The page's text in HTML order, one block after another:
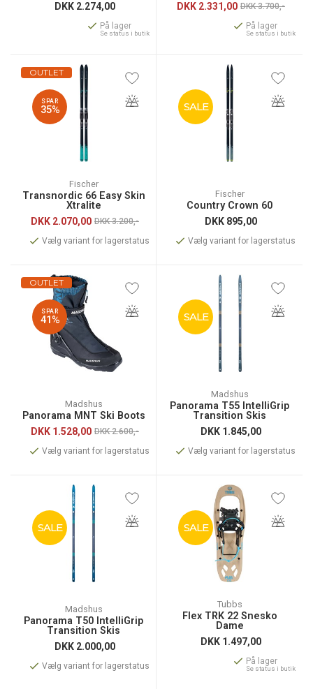
DKK 2.274,00
På lager
Se status i butik
DKK 2.331,00 DKK 3.700,-
På lager
Se status i butik
OUTLET
SPAR
35%
Fischer
Transnordic 66 Easy Skin
Xtralite
DKK 2.070,00 DKK 3.200,-
Vælg variant for lagerstatus
SALE
Fischer
Country Crown 60
DKK 895,00
Vælg variant for lagerstatus
OUTLET
SPAR
41%
Madshus
Panorama MNT Ski Boots
DKK 1.528,00 DKK 2.600,-
Vælg variant for lagerstatus
SALE
Madshus
Panorama T55 IntelliGrip
Transition Skis
DKK 1.845,00
Vælg variant for lagerstatus
SALE
Madshus
Panorama T50 IntelliGrip
Transition Skis
DKK 2.000,00
Vælg variant for lagerstatus
SALE
Tubbs
Flex TRK 22 Snesko
Dame
DKK 1.497,00
På lager
Se status i butik